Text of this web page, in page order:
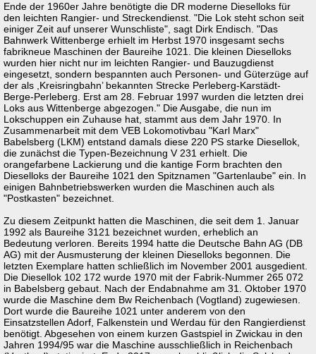
Ende der 1960er Jahre benötigte die DR moderne Dieselloks für
den leichten Rangier- und Streckendienst. "Die Lok steht schon seit
einiger Zeit auf unserer Wunschliste", sagt Dirk Endisch. "Das
Bahnwerk Wittenberge erhielt im Herbst 1970 insgesamt sechs
fabrikneue Maschinen der Baureihe 1021. Die kleinen Dieselloks
wurden hier nicht nur im leichten Rangier- und Bauzugdienst
eingesetzt, sondern bespannten auch Personen- und Güterzüge auf
der als ,Kreisringbahn’ bekannten Strecke Perleberg-Karstädt-
Berge-Perleberg. Erst am 28. Februar 1997 wurden die letzten drei
Loks aus Wittenberge abgezogen." Die Ausgabe, die nun im
Lokschuppen ein Zuhause hat, stammt aus dem Jahr 1970. In
Zusammenarbeit mit dem VEB Lokomotivbau "Karl Marx"
Babelsberg (LKM) entstand damals diese 220 PS starke Diesellok,
die zunächst die Typen-Bezeichnung V 231 erhielt. Die
orangefarbene Lackierung und die kantige Form brachten den
Dieselloks der Baureihe 1021 den Spitznamen "Gartenlaube" ein. In
einigen Bahnbetriebswerken wurden die Maschinen auch als
"Postkasten" bezeichnet.
Zu diesem Zeitpunkt hatten die Maschinen, die seit dem 1. Januar
1992 als Baureihe 3121 bezeichnet wurden, erheblich an
Bedeutung verloren. Bereits 1994 hatte die Deutsche Bahn AG (DB
AG) mit der Ausmusterung der kleinen Dieselloks begonnen. Die
letzten Exemplare hatten schließlich im November 2001 ausgedient.
Die Diesellok 102 172 wurde 1970 mit der Fabrik-Nummer 265 072
in Babelsberg gebaut. Nach der Endabnahme am 31. Oktober 1970
wurde die Maschine dem Bw Reichenbach (Vogtland) zugewiesen.
Dort wurde die Baureihe 1021 unter anderem von den
Einsatzstellen Adorf, Falkenstein und Werdau für den Rangierdienst
benötigt. Abgesehen von einem kurzen Gastspiel in Zwickau in den
Jahren 1994/95 war die Maschine ausschließlich in Reichenbach